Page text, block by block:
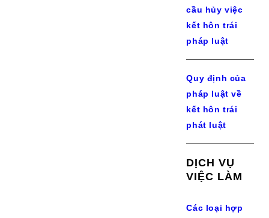
cầu hủy việc
kết hôn trái
pháp luật
Quy định của
pháp luật về
kết hôn trái
phát luật
DỊCH VỤ
VIỆC LÀM
Các loại hợp